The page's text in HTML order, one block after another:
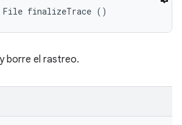
finalizeTrace ()
borre el rastreo.